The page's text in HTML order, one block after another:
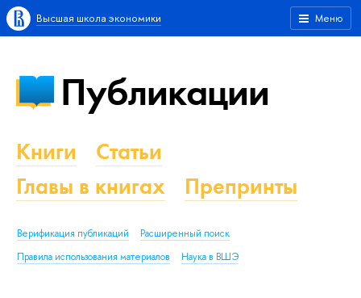
Меню
Высшая школа экономики
Публикации
Книги
Статьи
Главы в книгах
Препринты
Верификация публикаций
Расширенный поиск
Правила использования материалов
Наука в ВШЭ